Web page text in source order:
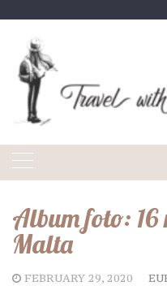
content
Album foto: 16
Malta
FEBRUARY 29, 2020